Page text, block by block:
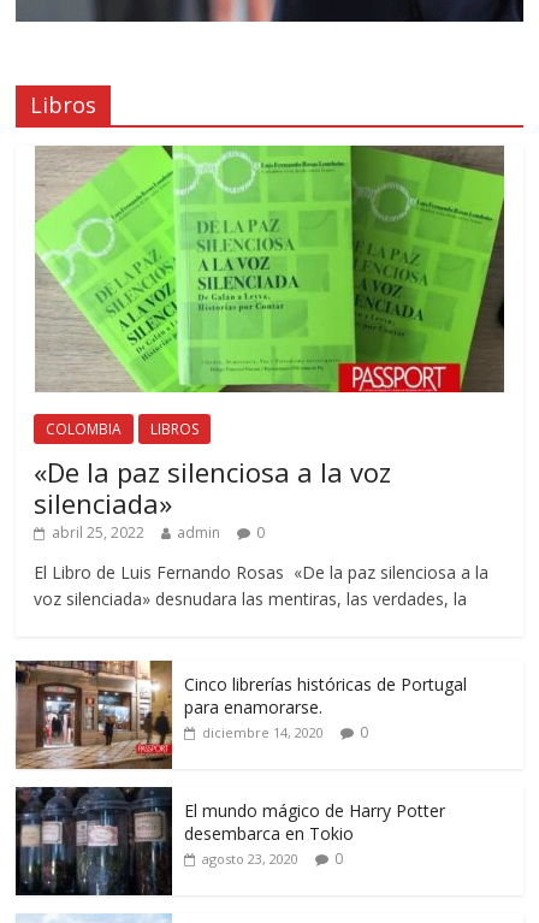
Libros
COLOMBIA LIBROS
«De la paz silenciosa a la voz
silenciada»
abril 25, 2022 admin 0
El Libro de Luis Fernando Rosas «De la paz silenciosa a la
voz silenciada» desnudara las mentiras, las verdades, la
Cinco librerías históricas de Portugal
para enamorarse.
diciembre 14, 2020 0
El mundo mágico de Harry Potter
desembarca en Tokio
agosto 23, 2020 0